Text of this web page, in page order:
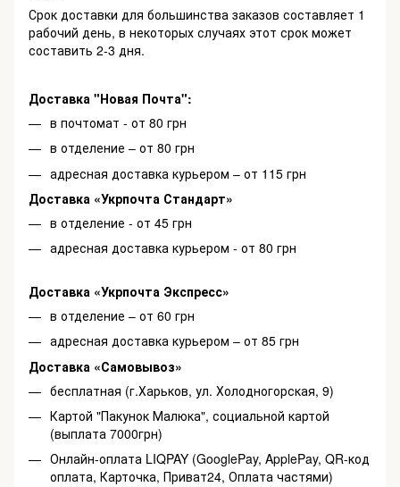
Срок доставки для большинства заказов составляет 1
рабочий день, в некоторых случаях этот срок может
составить 2-3 дня.
Доставка "Новая Почта":
в почтомат - от 80 грн
в отделение – от 80 грн
адресная доставка курьером – от 115 грн
Доставка «Укрпочта Стандарт»
в отделение - от 45 грн
адресная доставка курьером - от 80 грн
Доставка «Укрпочта Экспресс»
в отделение – от 60 грн
адресная доставка курьером – от 85 грн
Доставка «Самовывоз»
бесплатная (г.Харьков, ул. Холодногорская, 9)
Картой "Пакунок Малюка", социальной картой
(выплата 7000грн)
Онлайн-оплата LIQPAY (GooglePay, ApplePay, QR-код
оплата, Карточка, Приват24, Оплата частями)